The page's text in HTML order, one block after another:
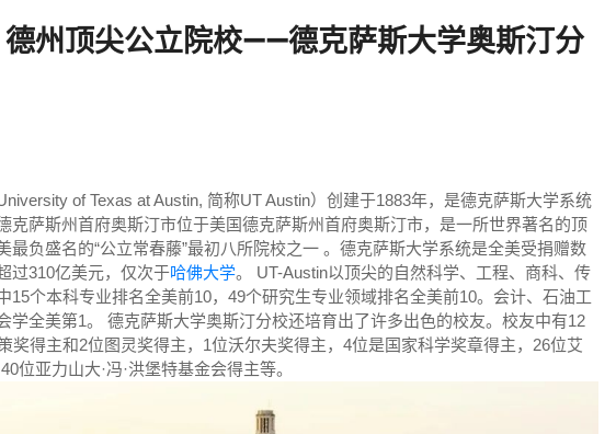
州顶尖公立院校——德克萨斯大学奥斯汀分
of Texas at Austin, 简称UT Austin）创建于1883年，是德克萨斯大学系统
克萨斯州首府奥斯汀市位于美国德克萨斯州首府奥斯汀市，是一所世界著名的顶
最负盛名的“公立常春藤”最初八所院校之一 。德克萨斯大学系统是全美受捐赠数
过310亿美元，仅次于哈佛大学。 UT-Austin以顶尖的自然科学、工程、商科、传
15个本科专业排名全美前10，49个研究生专业领域排名全美前10。会计、石油工
学全美第1。 德克萨斯大学奥斯汀分校还培育出了许多出色的校友。校友中有12
奖得主和2位图灵奖得主，1位沃尔夫奖得主，4位是国家科学奖章得主，26位艾
位亚力山大·冯·洪堡特基金会得主等。